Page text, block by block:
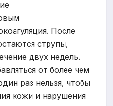
После
струпы,
двух недель.
от более чем
раз нельзя, чтобы
кожи и нарушения